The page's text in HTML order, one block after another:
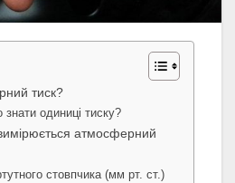
тиск?
одиниці тиску?
атмосферний
стовпчика (мм рт. ст.)